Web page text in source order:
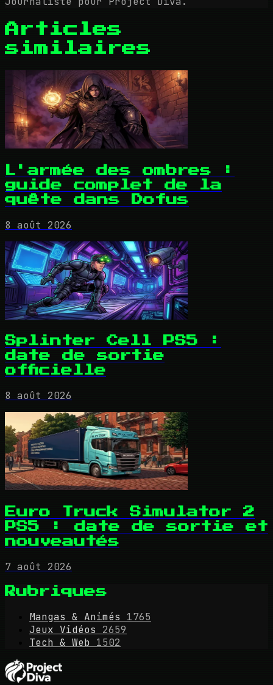
Articles
similaires
L'armée des ombres :
guide complet de la
quête dans Dofus
8 août 2026
Splinter Cell PS5 :
date de sortie
officielle
8 août 2026
Euro Truck Simulator 2
PS5 : date de sortie et
nouveautés
7 août 2026
Rubriques
Mangas & Animés
1765
Jeux Vidéos
2659
Tech & Web 1502